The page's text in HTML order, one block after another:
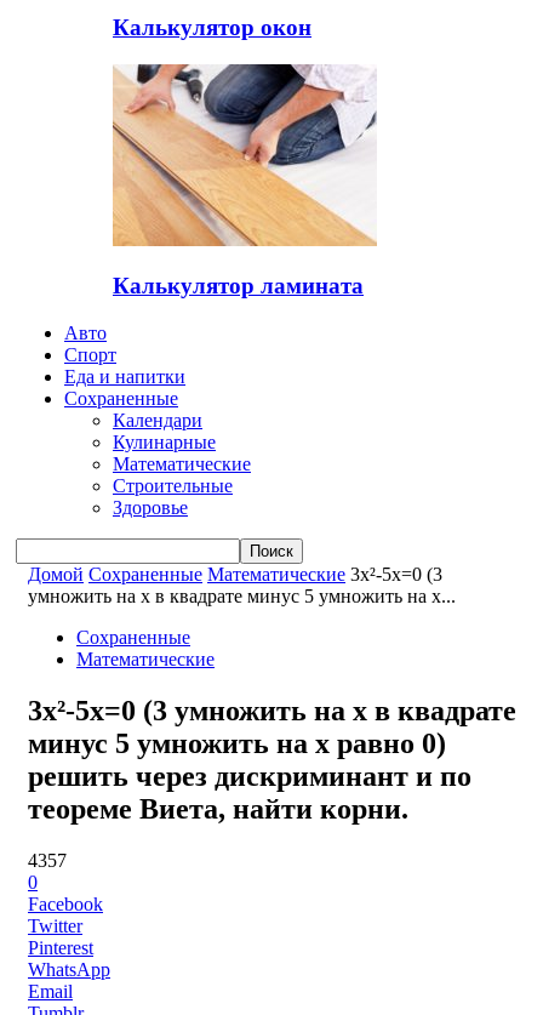
Калькулятор окон
Калькулятор ламината
Авто
Спорт
Еда и напитки
Сохраненные
Календари
Кулинарные
Математические
Строительные
Здоровье
Домой Сохраненные Математические 3x²-5x=0 (3
умножить на x в квадрате минус 5 умножить на x...
Сохраненные
Математические
3x²-5x=0 (3 умножить на x в квадрате
минус 5 умножить на x равно 0)
решить через дискриминант и по
теореме Виета, найти корни.
4357
0
Facebook
Twitter
Pinterest
WhatsApp
Email